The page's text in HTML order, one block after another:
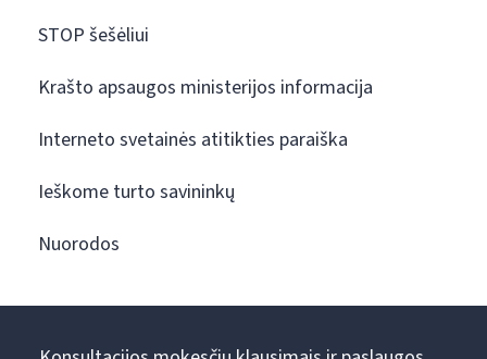
STOP šešėliui
Krašto apsaugos ministerijos informacija
Interneto svetainės atitikties paraiška
Ieškome turto savininkų
Nuorodos